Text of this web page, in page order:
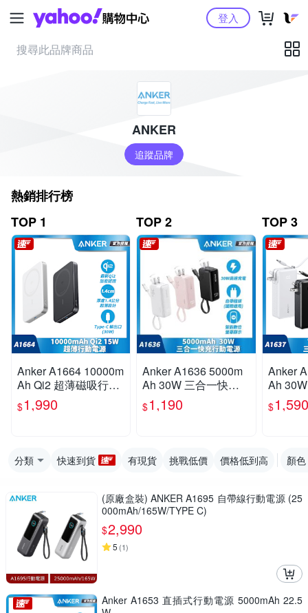
Yahoo購物中心登入
ANKER
追蹤品牌
熱銷排行榜
TOP 1
Anker A1664 10000m
Ah Qi2 超薄磁吸行動
電源
$1,990
TOP 2
Anker A1636 5000m
Ah 30W 三合一快充
行動電源(國際通用插
頭)
$1,190
TOP 3
Anker
Ah
插頭
際通用
$1,590
分類 快速到貨 有現貨 挑戰低價 價格低到高 顏色
(原廠盒裝) ANKER A1695 自帶線行動電源 (25
000mAh/165W/TYPE C)
$2,990
5 (1)
Anker A1653 直插式行動電源 5000mAh 22.5